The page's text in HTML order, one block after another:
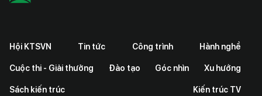
Hội KTSVN Tin tức Công trình Hành nghề
Cuộc thi - Giải thưởng Đào tạo Góc nhìn Xu hướng
Sách kiến trúc Kiến trúc TV